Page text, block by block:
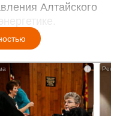
Алтайского